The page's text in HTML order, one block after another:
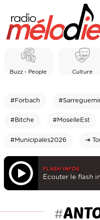
Buzz - People Culture
#Forbach
#Bitche #MoselleEst
#Municipales2026 ⇥
FLASH INFOS
Ecouter le flash
#